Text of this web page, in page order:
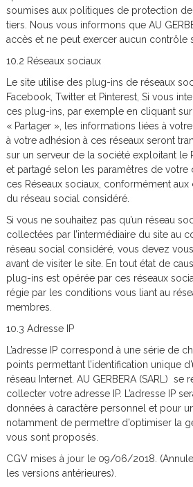
soumises aux politiques de protection
tiers. Nous vous informons que AU
accès et ne peut exercer aucun contrôle
10.2 Réseaux sociaux
Le site utilise des plug-ins de réseaux
Facebook, Twitter et Pinterest, Si vous
ces plug-ins, par exemple en cliquant
« Partager », les informations liées à
à votre adhésion à ces réseaux seront
sur un serveur de la société exploitant le
et partagé selon les paramètres de votre
ces Réseaux sociaux, conformément aux
du réseau social considéré.
Si vous ne souhaitez pas qu’un réseau
collectées par l’intermédiaire du site au
réseau social considéré, vous devez
avant de visiter le site. En tout état de
plug-ins est opérée par ces réseaux
régie par les conditions vous liant au
membres.
10.3 Adresse IP
L’adresse IP correspond à une série de
points permettant l’identification unique
réseau Internet. AU GERBERA (SARL) se
collecter votre adresse IP. L’adresse IP
données à caractère personnel et pour
notamment de permettre d’optimiser la
vous sont proposés.
CGV mises à jour le 09/06/2018.
les versions antérieures).